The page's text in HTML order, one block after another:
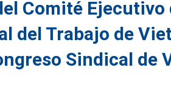
Comité Ejecutivo
del Trabajo de
Sindical de